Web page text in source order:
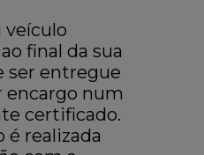
veículo
final da sua
ser entregue
encargo num
certificado.
é realizada